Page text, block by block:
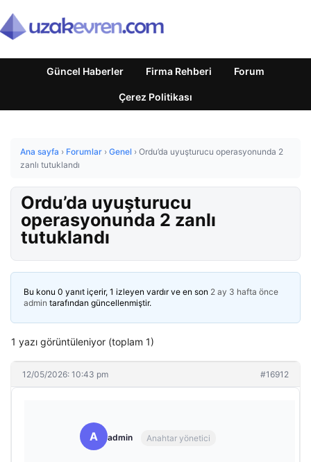
Güncel Haberler Firma Rehberi Forum
Çerez Politikası
Ana sayfa › Forumlar › Genel › Ordu’da uyuşturucu operasyonunda 2
zanlı tutuklandı
Ordu’da uyuşturucu
operasyonunda 2 zanlı
tutuklandı
Bu konu 0 yanıt içerir, 1 izleyen vardır ve en son 2 ay 3 hafta önce
admin tarafından güncellenmiştir.
1 yazı görüntüleniyor (toplam 1)
12/05/2026: 10:43 pm #16912
A admin Anahtar yönetici